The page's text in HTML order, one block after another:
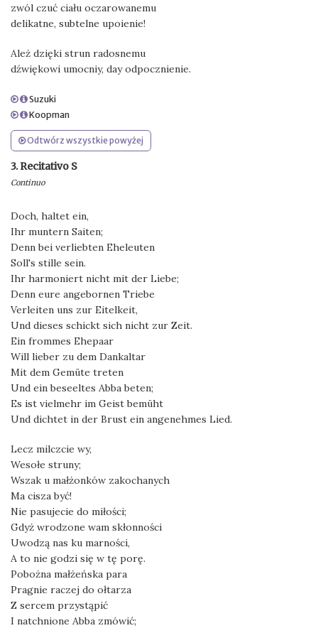
zwól czuć ciału oczarowanemu
delikatne, subtelne upoienie!
Ależ dzięki strun radosnemu
dźwiękowi umocniy, day odpocznienie.
Suzuki
Koopman
Odtwórz wszystkie powyżej
3. Recitativo S
Continuo
Doch, haltet ein,
Ihr muntern Saiten;
Denn bei verliebten Eheleuten
Soll's stille sein.
Ihr harmoniert nicht mit der Liebe;
Denn eure angebornen Triebe
Verleiten uns zur Eitelkeit,
Und dieses schickt sich nicht zur Zeit.
Ein frommes Ehepaar
Will lieber zu dem Dankaltar
Mit dem Gemüte treten
Und ein beseeltes Abba beten;
Es ist vielmehr im Geist bemüht
Und dichtet in der Brust ein angenehmes Lied.
Lecz milczcie wy,
Wesołe struny;
Wszak u małżonków zakochanych
Ma cisza być!
Nie pasujecie do miłości;
Gdyż wrodzone wam skłonności
Uwodzą nas ku marności,
A to nie godzi się w tę porę.
Pobożna małżeńska para
Pragnie raczej do ołtarza
Z sercem przystąpić
I natchnione Abba zmówić;